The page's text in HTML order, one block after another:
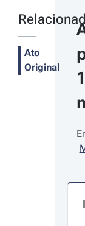
Ato
Original